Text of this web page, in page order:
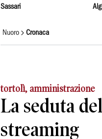
Sassari
Nuoro Cronaca
tortolì, amministrazione
La seduta
streaming